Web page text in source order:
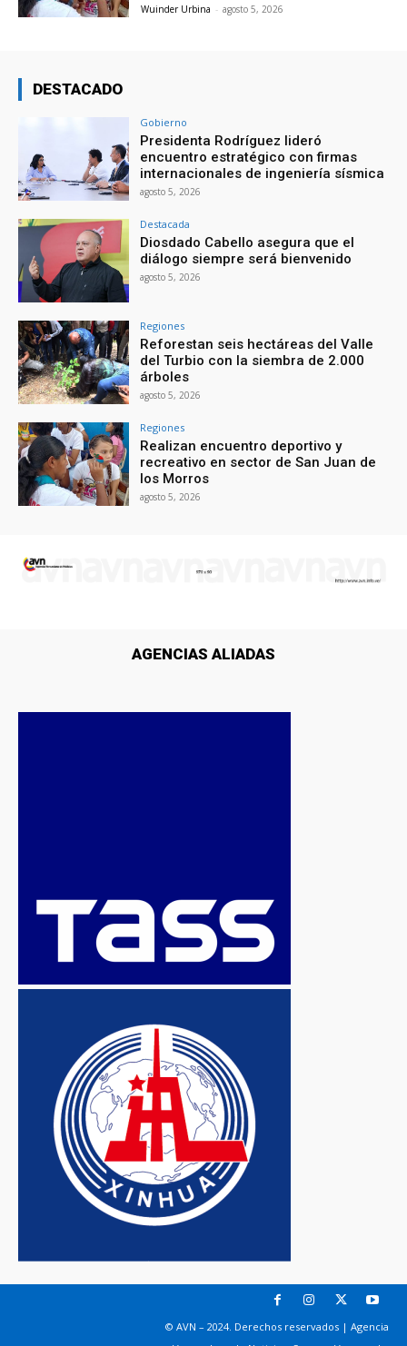
Wuinder Urbina - agosto 5, 2026
DESTACADO
Gobierno
Presidenta Rodríguez lideró
encuentro estratégico con firmas
internacionales de ingeniería sísmica
agosto 5, 2026
Destacada
Diosdado Cabello asegura que el
diálogo siempre será bienvenido
agosto 5, 2026
Regiones
Reforestan seis hectáreas del Valle
del Turbio con la siembra de 2.000
árboles
agosto 5, 2026
Regiones
Realizan encuentro deportivo y
recreativo en sector de San Juan de
los Morros
agosto 5, 2026
AGENCIAS ALIADAS
© AVN – 2024. Derechos reservados | Agencia